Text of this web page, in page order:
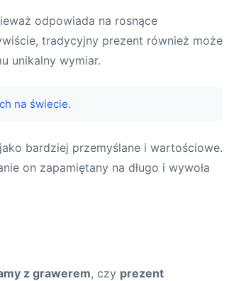
odpowiada na rosnące
tradycyjny prezent również może
unikalny wymiar.
na świecie.
bardziej przemyślane i wartościowe.
on zapamiętany na długo i wywoła
z grawerem, czy prezent